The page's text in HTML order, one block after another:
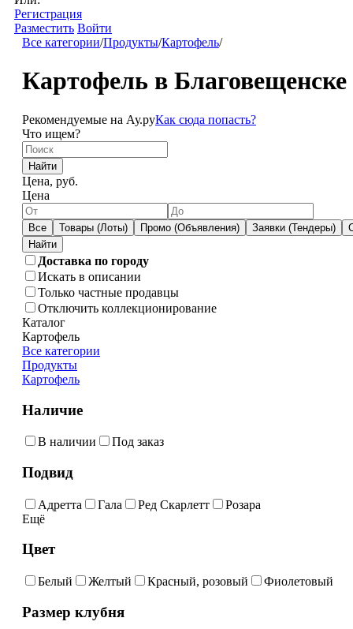
Регистрация
Разместить Войти
Все категории/Продукты/Картофель/
Картофель в Благовещенске
Рекомендуемые на Ау.руКак сюда попасть?
Что ищем?
Найти
Цена, руб.
Цена
Все Товары (Лоты) Промо (Объявления) Заявки (Тендеры)
Доставка по городу
Искать в описании
Только частные продавцы
Отключить коллекционирование
Каталог
Картофель
Все категории
Продукты
Картофель
Наличие
В наличии Под заказ
Подвид
Адретта Гала Ред Скарлетт
Розара
Ещё
Цвет
Белый Желтый Красный, розовый Фиолетовый
Размер клубня